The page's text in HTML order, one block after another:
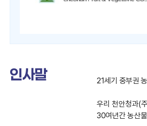
인사말 21세기 중부권
우리 천안청과(
30여년간 농산